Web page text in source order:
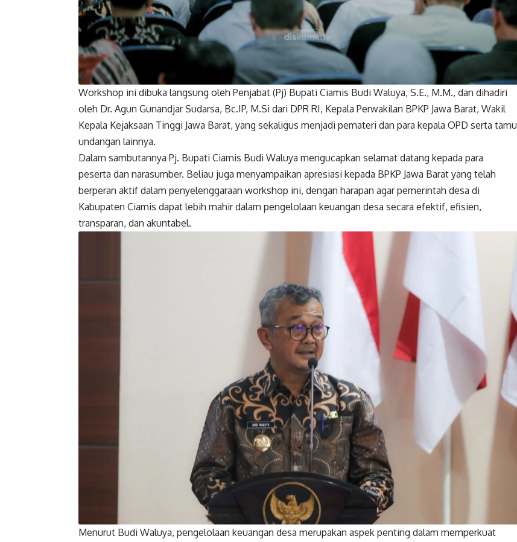
Workshop ini dibuka langsung oleh Penjabat (Pj) Bupati Ciamis Budi Waluya, S.E., M.M., dan dihadiri
oleh Dr. Agun Gunandjar Sudarsa, Bc.IP, M.Si dari DPR RI, Kepala Perwakilan BPKP Jawa Barat, Wakil
Kepala Kejaksaan Tinggi Jawa Barat, yang sekaligus menjadi pemateri dan para kepala OPD serta tamu
undangan lainnya.
Dalam sambutannya Pj. Bupati Ciamis Budi Waluya mengucapkan selamat datang kepada para
peserta dan narasumber. Beliau juga menyampaikan apresiasi kepada BPKP Jawa Barat yang telah
berperan aktif dalam penyelenggaraan workshop ini, dengan harapan agar pemerintah desa di
Kabupaten Ciamis dapat lebih mahir dalam pengelolaan keuangan desa secara efektif, efisien,
transparan, dan akuntabel.
Menurut Budi Waluya, pengelolaan keuangan desa merupakan aspek penting dalam memperkuat